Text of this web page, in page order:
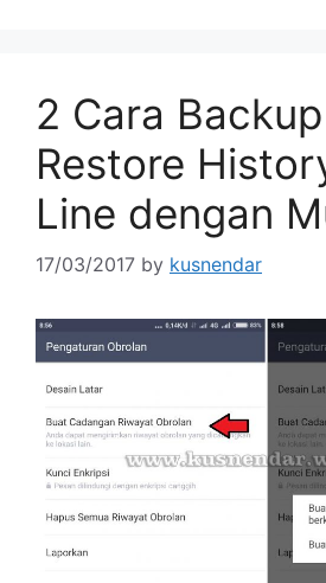
2 Cara
Restore
Line dengan
17/03/2017 by kusnendar